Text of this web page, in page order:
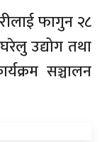
फागुन २८
उद्योग तथा
सञ्चालन